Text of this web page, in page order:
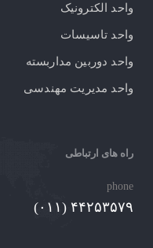
واحد الکترونیک
واحد تاسیسات
واحد دوربین مداربسته
واحد مدیریت مهندسی
راه های ارتباطی
phone
۴۴۲۵۳۵۷۹ (۰۱۱)